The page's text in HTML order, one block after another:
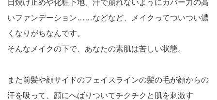
日焼け止めや化粧下地、汗で崩れないようにカバー力の高
いファンデーション……などなど、メイクってついつい濃
くなりがちなんです。
そんなメイクの下で、あなたの素肌は苦しい状態。
また前髪や顔サイドのフェイスラインの髪の毛が顔からの
汗を吸って、顔にへばりついてチクチクと肌を刺激す